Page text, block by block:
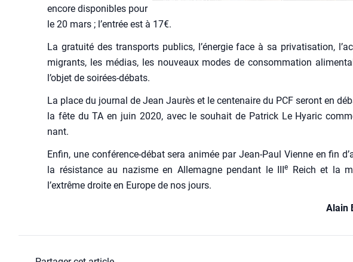
encore dis­po­nibles pour
le 20 mars ; l’entrée est à 17€.
La gra­tui­té des trans­ports publics, l’énergie face à sa pri­va­ti­sa­tion,
migrants, les médias, les nou­veaux modes de consom­ma­tion
l’objet de soi­rées-débats.
La place du jour­nal de Jean Jau­rès et le cen­te­naire du PCF seront en
la fête du TA en juin 2020, avec le sou­hait de Patrick Le Hya­ric
nant.
Enfin, une confé­rence-débat sera ani­mée par Jean-Paul Vienne en fin
la résis­tance au nazisme en Alle­magne pen­dant le IIIe
Reich et la
l’extrême droite en Europe de nos jours.
Alain